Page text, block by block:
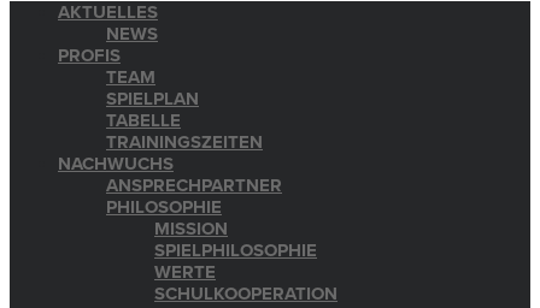
AKTUELLES
NEWS
PROFIS
TEAM
SPIELPLAN
TABELLE
TRAININGSZEITEN
NACHWUCHS
ANSPRECHPARTNER
PHILOSOPHIE
MISSION
SPIELPHILOSOPHIE
WERTE
SCHULKOOPERATION